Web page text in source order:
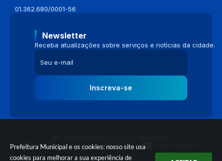
Prefeitura Municipal e os cookies: nosso site usa
cookies para melhorar a sua experiência de
01.362.680/0001-56
Newsletter
Receba atualizações sobre serviços e notícias da cidade.
Inscreva-se
Portal atualizado em:04/08/2026 16:58